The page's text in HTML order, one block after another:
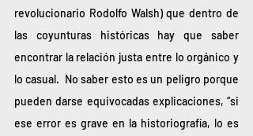
revolucionario Rodolfo Walsh) que dentro de
las coyunturas históricas hay que saber
encontrar la relación justa entre lo orgánico y
lo casual.  No saber esto es un peligro porque
pueden darse equivocadas explicaciones, “si
ese error es grave en la historiografía, lo es